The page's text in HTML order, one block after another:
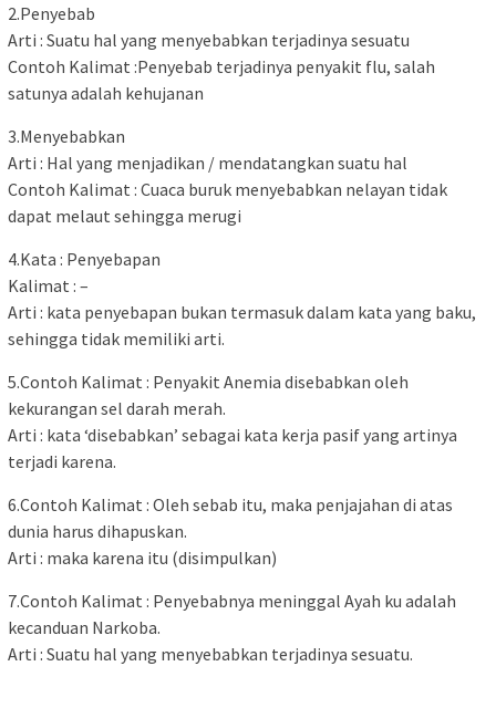
2.Penyebab
Arti : Suatu hal yang menyebabkan terjadinya sesuatu
Contoh Kalimat :Penyebab terjadinya penyakit flu, salah
satunya adalah kehujanan
3.Menyebabkan
Arti : Hal yang menjadikan / mendatangkan suatu hal
Contoh Kalimat : Cuaca buruk menyebabkan nelayan tidak
dapat melaut sehingga merugi
4.Kata : Penyebapan
Kalimat : –
Arti : kata penyebapan bukan termasuk dalam kata yang baku,
sehingga tidak memiliki arti.
5.Contoh Kalimat : Penyakit Anemia disebabkan oleh
kekurangan sel darah merah.
Arti : kata ‘disebabkan’ sebagai kata kerja pasif yang artinya
terjadi karena.
6.Contoh Kalimat : Oleh sebab itu, maka penjajahan di atas
dunia harus dihapuskan.
Arti : maka karena itu (disimpulkan)
7.Contoh Kalimat : Penyebabnya meninggal Ayah ku adalah
kecanduan Narkoba.
Arti : Suatu hal yang menyebabkan terjadinya sesuatu.